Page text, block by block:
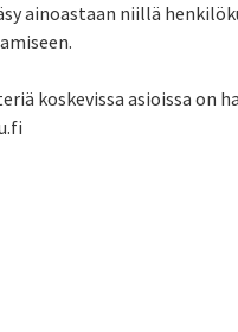
ainoastaan niillä
koskevissa asioissa on